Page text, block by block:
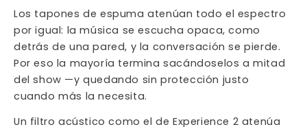
Los tapones de espuma atenúan todo el espectro
por igual: la música se escucha opaca, como
detrás de una pared, y la conversación se pierde.
Por eso la mayoría termina sacándoselos a mitad
del show —y quedando sin protección justo
cuando más la necesita.
Un filtro acústico como el de Experience 2 atenúa